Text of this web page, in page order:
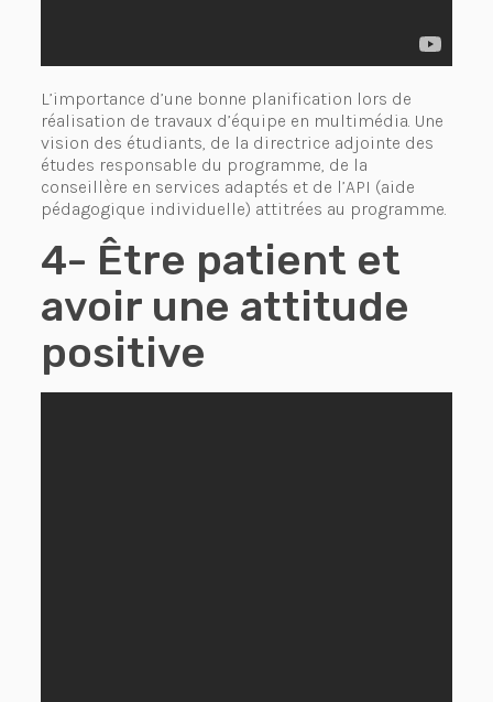
L’importance d’une bonne planification lors de
réalisation de travaux d’équipe en multimédia. Une
vision des étudiants, de la directrice adjointe des
études responsable du programme, de la
conseillère en services adaptés et de l’API (aide
pédagogique individuelle) attitrées au programme.
4- Être patient et
avoir une attitude
positive